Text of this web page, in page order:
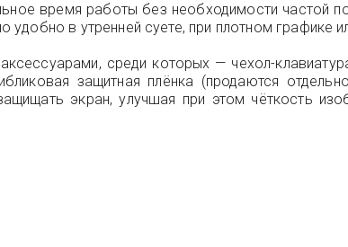
время работы без необходимости частой
удобно в утренней суете, при плотном графике
среди которых — чехол-
защитная плёнка (продаются
экран, улучшая при этом чёткость